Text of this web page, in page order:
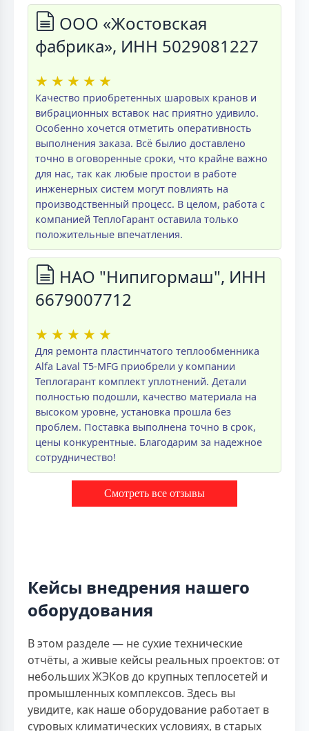
ООО «Жостовская
фабрика», ИНН 5029081227
★ ★ ★ ★ ★
Качество приобретенных шаровых кранов и
вибрационных вставок нас приятно удивило.
Особенно хочется отметить оперативность
выполнения заказа. Всё былио доставлено
точно в оговоренные сроки, что крайне важно
для нас, так как любые простои в работе
инженерных систем могут повлиять на
производственный процесс. В целом, работа с
компанией ТеплоГарант оставила только
положительные впечатления.
НАО "Нипигормаш", ИНН
6679007712
★ ★ ★ ★ ★
Для ремонта пластинчатого теплообменника
Alfa Laval T5-MFG приобрели у компании
Теплогарант комплект уплотнений. Детали
полностью подошли, качество материала на
высоком уровне, установка прошла без
проблем. Поставка выполнена точно в срок,
цены конкурентные. Благодарим за надежное
сотрудничество!
Смотреть все отзывы
Кейсы внедрения нашего
оборудования
В этом разделе — не сухие технические
отчёты, а живые кейсы реальных проектов: от
небольших ЖЭКов до крупных теплосетей и
промышленных комплексов. Здесь вы
увидите, как наше оборудование работает в
суровых климатических условиях, в старых